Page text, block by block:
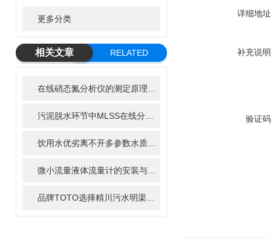
更多分类
相关文章
RELATED
详细地
补充说
验证